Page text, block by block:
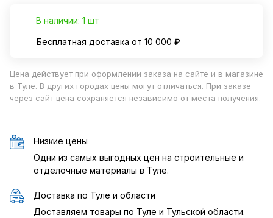
В наличии: 1 шт
Бесплатная доставка от 10 000 ₽
Цена действует при оформлении заказа на сайте и в магазине
в Туле. В других городах цены могут отличаться. При заказе
через сайт цена сохраняется независимо от места получения.
Низкие цены
Одни из самых выгодных цен на строительные и
отделочные материалы в Туле.
Доставка по Туле и области
Доставляем товары по Туле и Тульской области.